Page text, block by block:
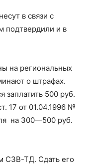
в связи с
подтвердили и в
на региональных
о штрафах.
заплатить 500 руб.
17 от 01.04.1996 №
на 300—500 руб.
СЗВ-ТД. Сдать его